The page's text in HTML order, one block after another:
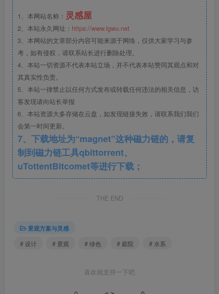
然形态的石块与砾石组成平台，保留了包容根系生长呼吸的
缝隙，让百年前落下的那颗云杉种子，在现代也能自由生
长。
走过青石步阶，转折数步，有一亭掩映于林下。在此静
坐，可观斑驳的树影相伴莺啭燕舞，树影婆娑倒影旖旎，万
里浮云卷碧山，青天中道流孤月。绿水青山，竹栅庭院，木
竹茶亭，处处沉浸在清新雅致的自然氛围里。枫林云杉间，
绿意盎然。一阵疏雨刚过，绿叶清香犹如淡淡青烟弥漫于亭
间，昏昏然只想小憩一番。浸入植被与山野围造的桃源空
间，悠然时分，远处的青山映入眼帘。山丘上铺满苔藓，使
一切回到最原始的自然。走进林下小径，阳光能洒在枫叶林
中，枫树由山边地头移栽而来，有着最自然舒展的形态。13
接，还原这份土地野趣隐适的氛围；沿着河流往上，探寻的
1、本网站名称： 灵感屋
2、本站永久网址： https://www.lgwu.net
3、本网站的文章部分内容可能来源于网络，仅供大家学习与参
考，如有侵权，请联系站长进行删除处理。
4、本站一切资源不代表本站立场，并不代表本站赞同其观点和对
其真实性负责。
5、本站一律禁止以任何方式发布或转载任何违法的相关信息，访
客发现请向站长举报
6、本站资源大多存储在云盘，如发现链接失效，请联系我们我们
会第一时间更新。
7、下载地址为“magnet”这种磁力链的，请复
制到磁力链工具qbittorrent、
uTottentBitcomet等进行下载；
THE END
景观方案与灵感
# 设计
# 景观 # 绿色 # 庭院 # 水系
喜欢就支持一下吧